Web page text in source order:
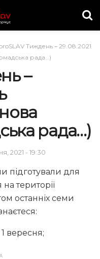
Тиждень – 29.08.2021
рада…)
–
рада…)
2021 - 19:30
підготували для
території
останніх семи
вересня;